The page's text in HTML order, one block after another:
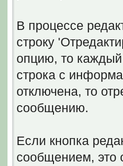
В процессе
строку
опцию, то каждый
строка с
отключена, то
сообщению.
Если кнопка
сообщением, это